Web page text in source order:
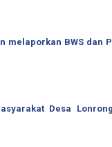
BWS dan
Desa